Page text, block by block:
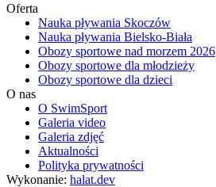
Oferta
Nauka pływania Skoczów
Nauka pływania Bielsko-Biała
Obozy sportowe nad morzem 2026
Obozy sportowe dla młodzieży
Obozy sportowe dla dzieci
O nas
O SwimSport
Galeria video
Galeria zdjęć
Aktualności
Polityka prywatności
Wykonanie: halat.dev